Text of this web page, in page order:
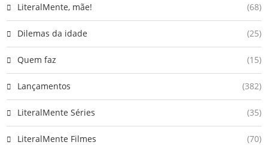
LiteralMente, mãe! (68)
Dilemas da idade (25)
Quem faz (15)
Lançamentos (382)
LiteralMente Séries (35)
LiteralMente Filmes (70)